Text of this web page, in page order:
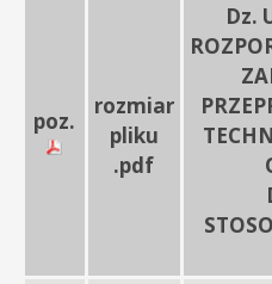
poz.
rozmiar
pliku
.pdf
Dz.